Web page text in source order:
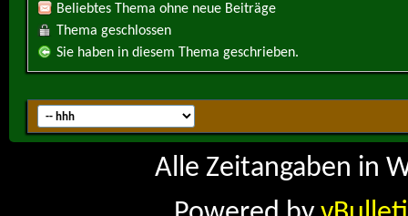
Beliebtes Thema ohne neue Beiträge
Thema geschlossen
Sie haben in diesem Thema geschrieben.
Alle Zeitangaben in